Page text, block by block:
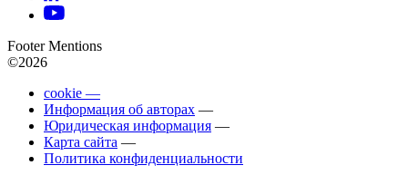
Footer Mentions
©2026
cookie —
Информация об авторах —
Юридическая информация —
Карта сайта —
Политика конфиденциальности